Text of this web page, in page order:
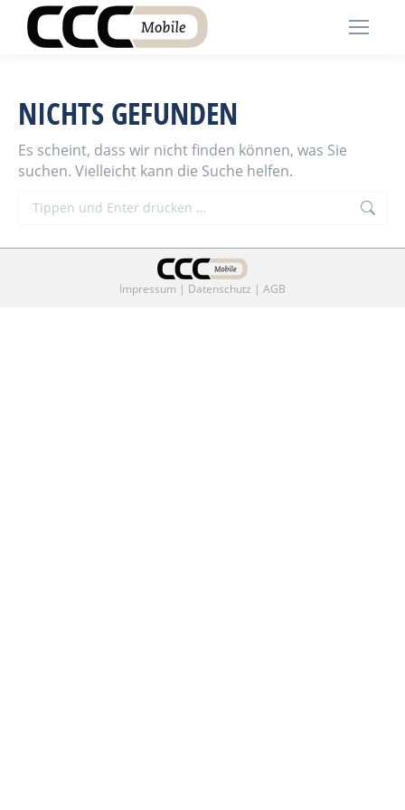
NICHTS GEFUNDEN
Es scheint, dass wir nicht finden können, was Sie
suchen. Vielleicht kann die Suche helfen.
Search:
Impressum | Datenschutz | AGB